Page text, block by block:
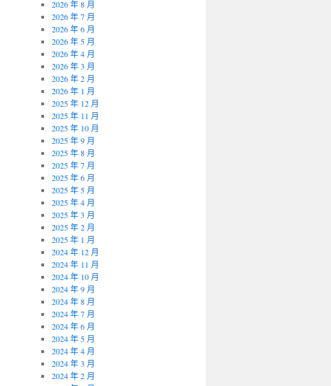
2026 年 8 月
2026 年 7 月
2026 年 6 月
2026 年 5 月
2026 年 4 月
2026 年 3 月
2026 年 2 月
2026 年 1 月
2025 年 12 月
2025 年 11 月
2025 年 10 月
2025 年 9 月
2025 年 8 月
2025 年 7 月
2025 年 6 月
2025 年 5 月
2025 年 4 月
2025 年 3 月
2025 年 2 月
2025 年 1 月
2024 年 12 月
2024 年 11 月
2024 年 10 月
2024 年 9 月
2024 年 8 月
2024 年 7 月
2024 年 6 月
2024 年 5 月
2024 年 4 月
2024 年 3 月
2024 年 2 月